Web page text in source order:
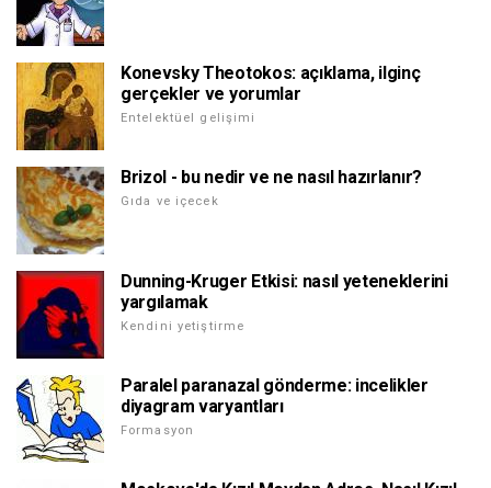
Konevsky Theotokos: açıklama, ilginç
gerçekler ve yorumlar
Entelektüel gelişimi
Brizol - bu nedir ve ne nasıl hazırlanır?
Gıda ve içecek
Dunning-Kruger Etkisi: nasıl yeteneklerini
yargılamak
Kendini yetiştirme
Paralel paranazal gönderme: incelikler
diyagram varyantları
Formasyon